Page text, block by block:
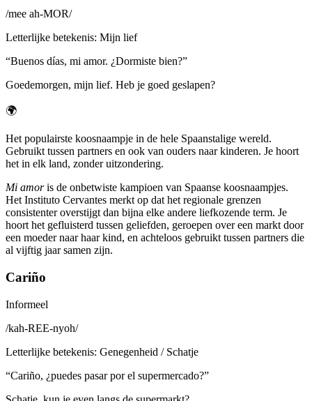
/mee ah-MOR/
Letterlijke betekenis: Mijn lief
“Buenos días, mi amor. ¿Dormiste bien?”
Goedemorgen, mijn lief. Heb je goed geslapen?
🌍
Het populairste koosnaampje in de hele Spaanstalige wereld.
Gebruikt tussen partners en ook van ouders naar kinderen. Je hoort
het in elk land, zonder uitzondering.
Mi amoris de onbetwiste kampioen van Spaanse koosnaampjes.
Het Instituto Cervantes merkt op dat het regionale grenzen
consistenter overstijgt dan bijna elke andere liefkozende term. Je
hoort het gefluisterd tussen geliefden, geroepen over een markt door
een moeder naar haar kind, en achteloos gebruikt tussen partners die
al vijftig jaar samen zijn.
Cariño
Informeel
/kah-REE-nyoh/
Letterlijke betekenis: Genegenheid / Schatje
“Cariño, ¿puedes pasar por el supermercado?”